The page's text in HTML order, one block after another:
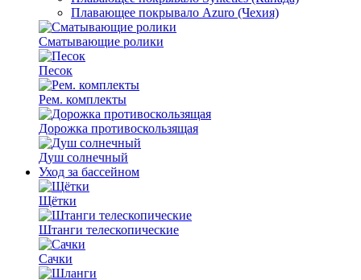
Плавающее покрывало Azuro (Чехия)
Сматывающие ролики
Песок
Рем. комплекты
Дорожка противоскользящая
Душ солнечный
Уход за бассейном
Щётки
Штанги телескопические
Сачки